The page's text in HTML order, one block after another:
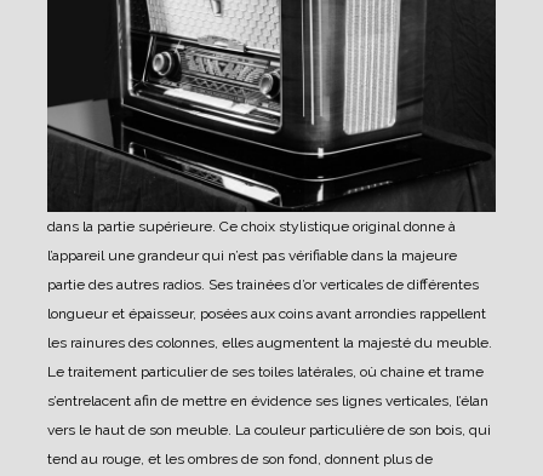
dans la partie supérieure. Ce choix stylistique original donne à
l’appareil une grandeur qui n’est pas vérifiable dans la majeure
partie des autres radios. Ses trainées d’or verticales de différentes
longueur et épaisseur, posées aux coins avant arrondies rappellent
les rainures des colonnes, elles augmentent la majesté du meuble.
Le traitement particulier de ses toiles latérales, où chaine et trame
s’entrelacent afin de mettre en évidence ses lignes verticales, l’élan
vers le haut de son meuble. La couleur particulière de son bois, qui
tend au rouge, et les ombres de son fond, donnent plus de